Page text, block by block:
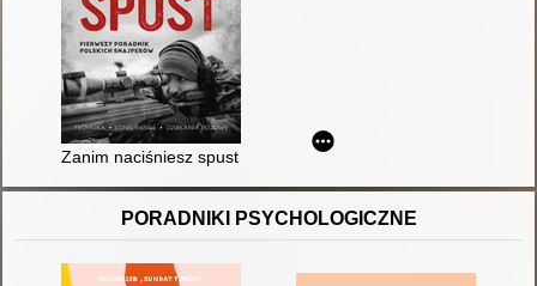
Zanim naciśniesz spust : pierwszy poradnik polskich snajperów
PORADNIKI PSYCHOLOGICZNE